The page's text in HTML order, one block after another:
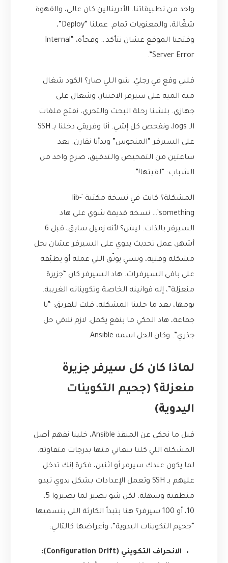
واحد من تطبيقاتنا. الأدرينالين كان عالي، والقهوة
شغّالة، والمعنويات تمام. عملنا “Deploy”،
وفتحنا الموقع عشان نتأكد… وفجأة، “Internal
Server Error”.
قلبي وقع في رجليّ. شو اللي صار؟ الكود شغال
مية المية على سيرفر الاختبار، وشغال على
جهازي. بلشنا رحلة البحث والتحري، نفتح ملفات
الـ logs، ونفحص كل إشي. أنا وفريقي دخلنا بـ SSH
على السيرفر “المنحوس” وبدأنا نقارن. بعد
ساعتين من التمحيص والتدقيق، صرخ واحد من
الشباب: “لقيتها!”.
المشكلة؟ كانت في نسخة مكتبة `lib-
something`… نسخة قديمة شوي على هاد
السيرفر بالذات. ليش؟ لأنه زميل سابق، قبل 6
أشهر، عمل تحديث يدوي على السيرفر عشان يحل
مشكلة وقتية، ونسي يوثّق اللي عمله أو يطبّقه
على باقي السيرفرات. هاد السيرفر كان “جزيرة
منعزلة”، إله قوانينه الخاصة وتكويناته الغريبة.
يومها، بعد ما حلينا المشكلة، قلت للفريق: “يا
جماعة، هاد الحكي ما بنفع يكمل. لازم نلاقي حل
جذري”. وكان الحل اسمه Ansible.
لماذا كان كل سيرفر جزيرة
منعزلة؟ (جحيم التكوينات
اليدوية)
قبل ما نحكي عن المنقذ Ansible، خلينا نفهم أصل
المشكلة اللي كلنا بنعاني منها بدرجات متفاوتة.
لما يكون عندك سيرفر أو اثنين، فكرة إنك تدخل
عليهم بـ SSH وتعمل الإعدادات بشكل يدوي تبدو
منطقية وسهلة. لكن شو بصير لما يصيروا 5،
10، أو 100 سيرفر؟ هنا بتبدأ الكارثة اللي بنسميها
“جحيم التكوينات اليدوية”، وأعراضها كالتالي:
الانحراف التكويني (Configuration Drift):